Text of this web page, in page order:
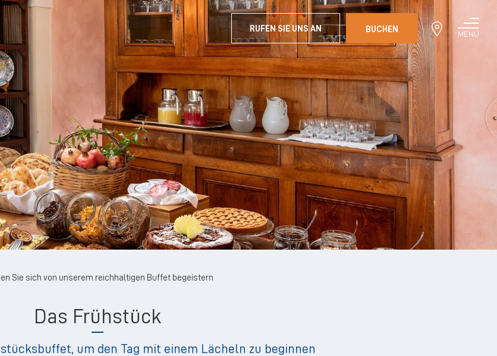
RUFEN SIE UNS AN BUCHEN MENÜ
SCHLIESSEN
Sie sich von unserem reichhaltigen Buffet begeistern
Das Frühstück
um den Tag mit einem Lächeln zu beginnen